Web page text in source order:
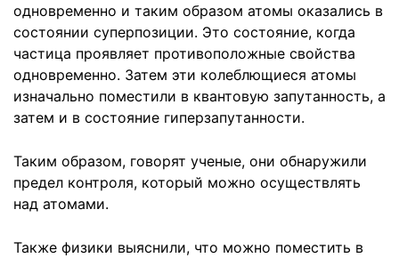
одновременно и таким образом атомы оказались в
состоянии суперпозиции. Это состояние, когда
частица проявляет противоположные свойства
одновременно. Затем эти колеблющиеся атомы
изначально поместили в квантовую запутанность, а
затем и в состояние гиперзапутанности.
Таким образом, говорят ученые, они обнаружили
предел контроля, который можно осуществлять
над атомами.
Также физики выяснили, что можно поместить в